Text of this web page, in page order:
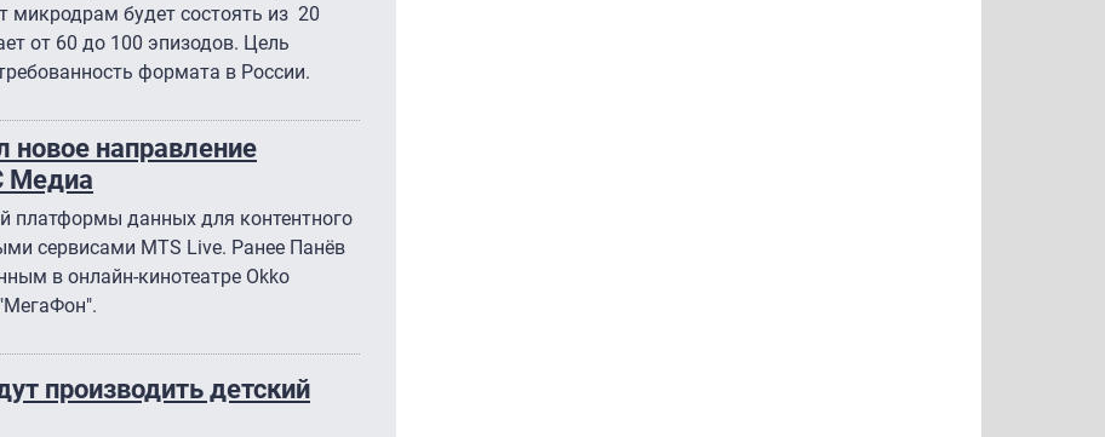
микродрам будет состоять из 20
от 60 до 100 эпизодов. Цель
формата в России.
новое направление
Медиа
платформы данных для контентного
сервисами MTS Live. Ранее Панёв
в онлайн-кинотеатре Okko
производить детский